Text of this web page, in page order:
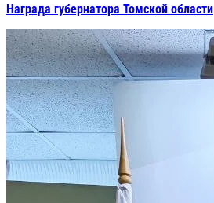
Награда губернатора Томской области